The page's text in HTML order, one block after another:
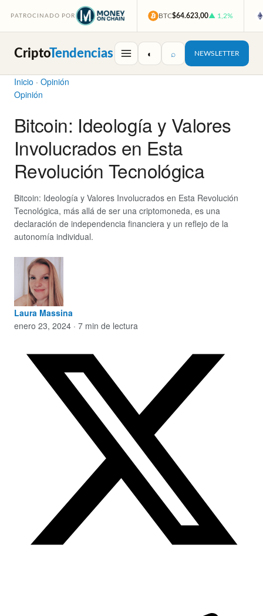
PATROCINADO POR BTC$64.623,00▲ 1,2%
CriptoTendencias ◐ ⌕ NEWSLETTER
Inicio · Opinión
Opinión
Bitcoin: Ideología y Valores
Involucrados en Esta
Revolución Tecnológica
Bitcoin: Ideología y Valores Involucrados en Esta Revolución
Tecnológica, más allá de ser una criptomoneda, es una
declaración de independencia financiera y un reflejo de la
autonomía individual.
Laura Massina
enero 23, 2024 · 7 min de lectura